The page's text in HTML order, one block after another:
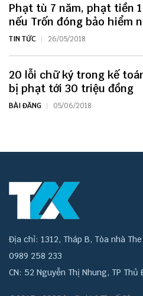
Phạt tù 7 năm, phạt tiền
nếu Trốn đóng bảo hiểm
TIN TỨC 26/05/2018
20 lỗi chữ ký trong kế
bị phạt tới 30 triệu đồng
BÀI ĐĂNG 05/06/2018
Địa chỉ: 1312, Tháp B, Tòa nhà
0989 258 233
CN: 52 Nguyễn Thị Nhung, TP